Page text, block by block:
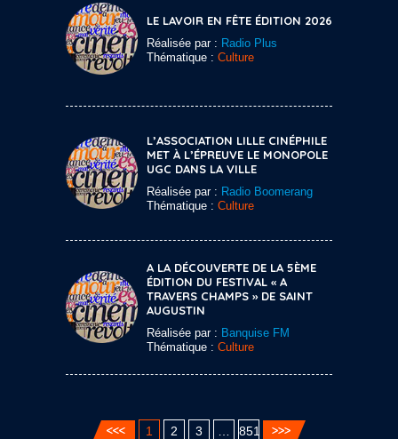
LE LAVOIR EN FÊTE ÉDITION 2026
Réalisée par : Radio Plus
Thématique : Culture
L’ASSOCIATION LILLE CINÉPHILE
MET À L’ÉPREUVE LE MONOPOLE
UGC DANS LA VILLE
Réalisée par : Radio Boomerang
Thématique : Culture
A LA DÉCOUVERTE DE LA 5ÈME
ÉDITION DU FESTIVAL « A
TRAVERS CHAMPS » DE SAINT
AUGUSTIN
Réalisée par : Banquise FM
Thématique : Culture
1 2 3 851